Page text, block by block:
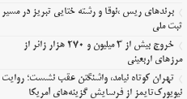
برندهای ریس ،‌نوقا و رشته ختایی تبریز در مسیر
ثبت ملی
خروج بیش از ۳ میلیون و ۲۷۰ هزار زائر از
مرزهای اربعینی
تهران کوتاه نیامد، واشنگتن عقب نشست؛ روایت
نیویورک‌تایمز از فرسایش گزینه‌های آمریکا